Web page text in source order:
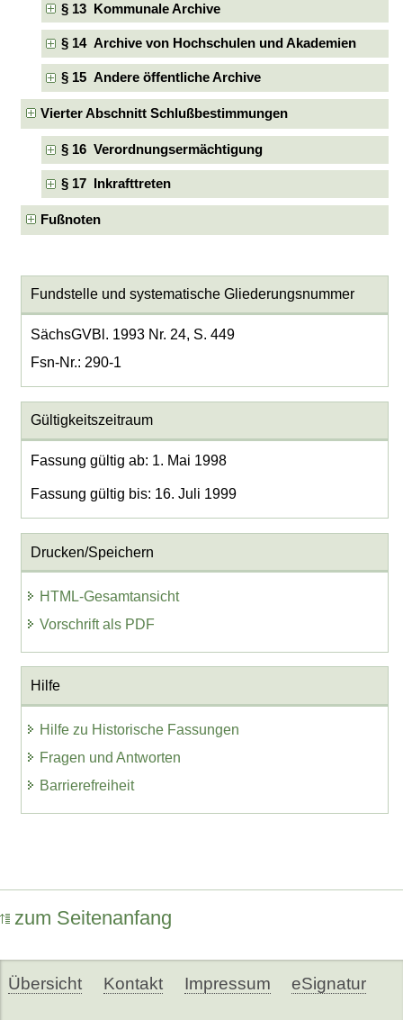
§ 13 Kommunale Archive
§ 14 Archive von Hochschulen und Akademien
§ 15 Andere öffentliche Archive
Vierter Abschnitt Schlußbestimmungen
§ 16 Verordnungsermächtigung
§ 17 Inkrafttreten
Fußnoten
Fundstelle und systematische Gliederungsnummer
SächsGVBl. 1993 Nr. 24, S. 449
Fsn-Nr.: 290-1
Gültigkeitszeitraum
Fassung gültig ab: 1. Mai 1998
Fassung gültig bis: 16. Juli 1999
Drucken/Speichern
HTML-Gesamtansicht
Vorschrift als PDF
Hilfe
Hilfe zu Historische Fassungen
Fragen und Antworten
Barrierefreiheit
zum Seitenanfang
Übersicht Kontakt Impressum eSignatur